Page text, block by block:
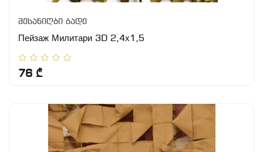
შესანიღბი ბადე
Пейзаж Милитари 3D 2,4х1,5
76 ₾